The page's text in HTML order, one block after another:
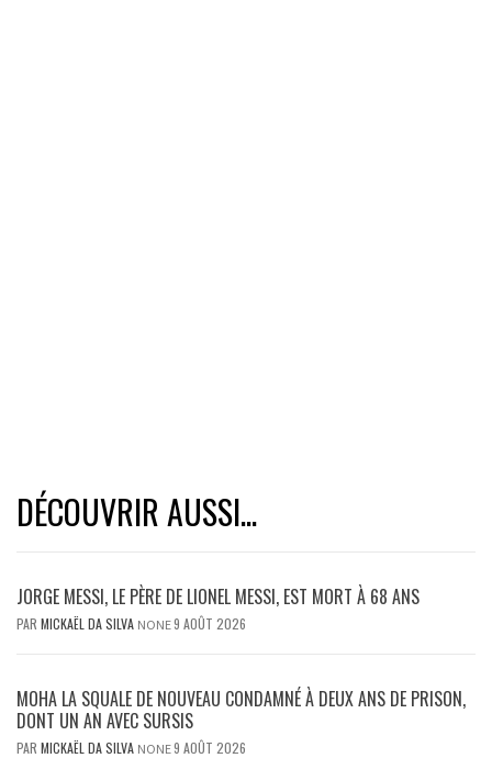
DÉCOUVRIR AUSSI...
JORGE MESSI, LE PÈRE DE LIONEL MESSI, EST MORT À 68 ANS
PAR MICKAËL DA SILVA NONE9 AOÛT 2026
MOHA LA SQUALE DE NOUVEAU CONDAMNÉ À DEUX ANS DE PRISON,
DONT UN AN AVEC SURSIS
PAR MICKAËL DA SILVA NONE9 AOÛT 2026